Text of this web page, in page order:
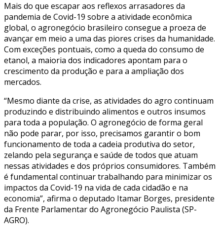
Mais do que escapar aos reflexos arrasadores da
pandemia de Covid-19 sobre a atividade econômica
global, o agronegócio brasileiro consegue a proeza de
avançar em meio a uma das piores crises da humanidade.
Com exceções pontuais, como a queda do consumo de
etanol, a maioria dos indicadores apontam para o
crescimento da produção e para a ampliação dos
mercados.
“Mesmo diante da crise, as atividades do agro continuam
produzindo e distribuindo alimentos e outros insumos
para toda a população. O agronegócio de forma geral
não pode parar, por isso, precisamos garantir o bom
funcionamento de toda a cadeia produtiva do setor,
zelando pela segurança e saúde de todos que atuam
nessas atividades e dos próprios consumidores. Também
é fundamental continuar trabalhando para minimizar os
impactos da Covid-19 na vida de cada cidadão e na
economia”, afirma o deputado Itamar Borges, presidente
da Frente Parlamentar do Agronegócio Paulista (SP-
AGRO).